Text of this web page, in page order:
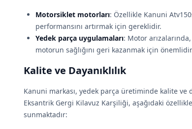
Motorsiklet motorları: Özellikle Kanuni
performansını artırmak için gereklidir.
Yedek parça uygulamaları: Motor
motorun sağlığını geri kazanmak için
Kalite ve Dayanıklılık
Kanuni markası, yedek parça üretiminde kalite ve
Eksantrik Gergi Kilavuz Karşiliği, aşağıdaki
sunmaktadır: